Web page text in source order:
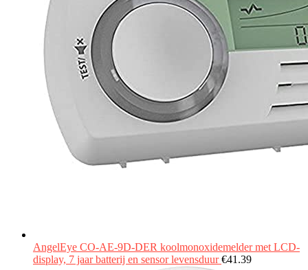
AngelEye CO-AE-9D-DER koolmonoxidemelder met LCD-
display, 7 jaar batterij en sensor levensduur €41.39